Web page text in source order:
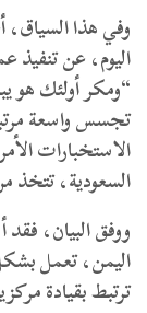
وفي هذا
اليوم، عن تنفيذ
“ومكر أولئك هو
تجسس واسعة
السعودية، تتخذ
ووفق البيان،
اليمن، تعمل
ترتبط بقيادة